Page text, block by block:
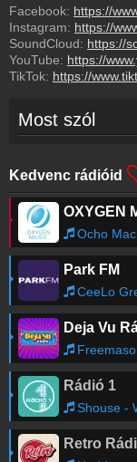
Facebook: https://
Instagram: https://
SoundCloud: https://
YouTube: https://
TikTok: https://
Most szól
16:21
Mariachi
16:21 A.
Mariachi
16:18
16:17
16:13
Kedvenc rádióid
OXYGEN
Ocho
Park FM
CeeLo
Deja Vu
Rádió 1
Shouse -
Retro